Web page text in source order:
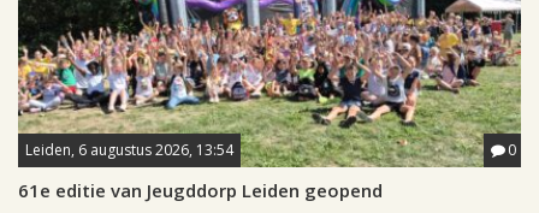
Leiden, 6 augustus 2026, 13:54 0
61e editie van Jeugddorp Leiden geopend